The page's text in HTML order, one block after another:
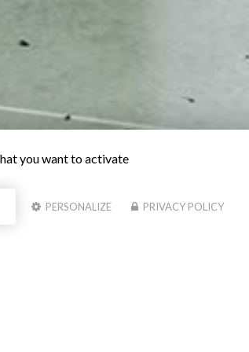
you want to activate
PERSONALIZE PRIVACY POLICY